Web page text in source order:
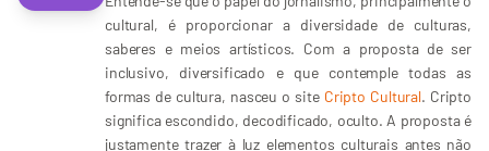
cultural, é proporcionar a diversidade de culturas,
saberes e meios artísticos. Com a proposta de ser
inclusivo, diversificado e que contemple todas as
formas de cultura, nasceu o site Cripto Cultural. Cripto
significa escondido, decodificado, oculto. A proposta é
justamente trazer à luz elementos culturais antes não